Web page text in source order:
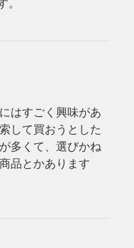
はすごく興味があ
して買おうとした
多くて、選びかね
品とかあります